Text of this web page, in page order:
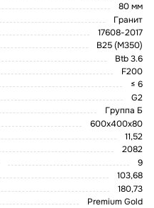
80 мм
Гранит
17608-2017
В25 (М350)
Btb 3.6
F200
≤ 6
G2
Группа Б
600х400х80
11,52
2082
9
103,68
180,73
Premium Gold